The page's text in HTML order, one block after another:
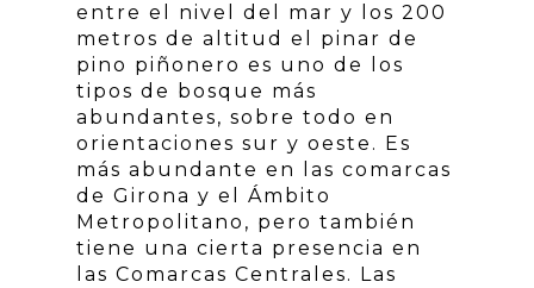
entre el nivel del mar y los 200
metros de altitud el pinar de
pino piñonero es uno de los
tipos de bosque más
abundantes, sobre todo en
orientaciones sur y oeste. Es
más abundante en las comarcas
de Girona y el Ámbito
Metropolitano, pero también
tiene una cierta presencia en
las Comarcas Centrales. Las